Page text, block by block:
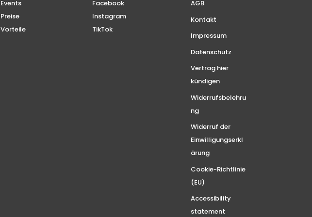
Events
Preise
Vorteile
Facebook
Instagram
TikTok
AGB
Kontakt
Impressum
Datenschutz
Vertrag hier
kündigen
Widerrufsbelehru
ng
Widerruf der
Einwilligungserkl
ärung
Cookie-Richtlinie
(EU)
Accessibility
statement